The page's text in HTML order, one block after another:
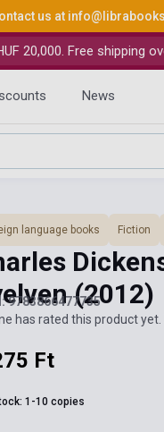
us at
20,000. Free shipping
News
language books Fiction
(2012)
9783866477735
has rated this product
Ft
1-10 copies